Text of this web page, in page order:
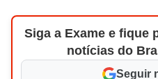
Siga a Exame e fique
notícias do
Seguir